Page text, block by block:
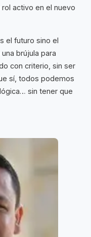
activo en el nuevo
el futuro sino el
brújula para
con criterio, sin ser
sí, todos podemos
sin tener que